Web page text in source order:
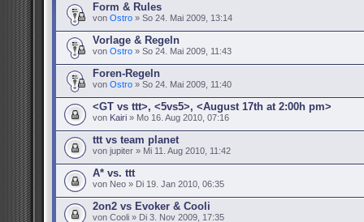
Form & Rules
von Ostro » So 24. Mai 2009, 13:14
Vorlage & Regeln
von Ostro » So 24. Mai 2009, 11:43
Foren-Regeln
von Ostro » So 24. Mai 2009, 11:40
<GT vs ttt>, <5vs5>, <August 17th at 2:00h pm>
von Kairi » Mo 16. Aug 2010, 07:16
ttt vs team planet
von jupiter » Mi 11. Aug 2010, 11:42
A* vs. ttt
von Neo » Di 19. Jan 2010, 06:35
2on2 vs Evoker & Cooli
von Cooli » Di 3. Nov 2009, 17:35